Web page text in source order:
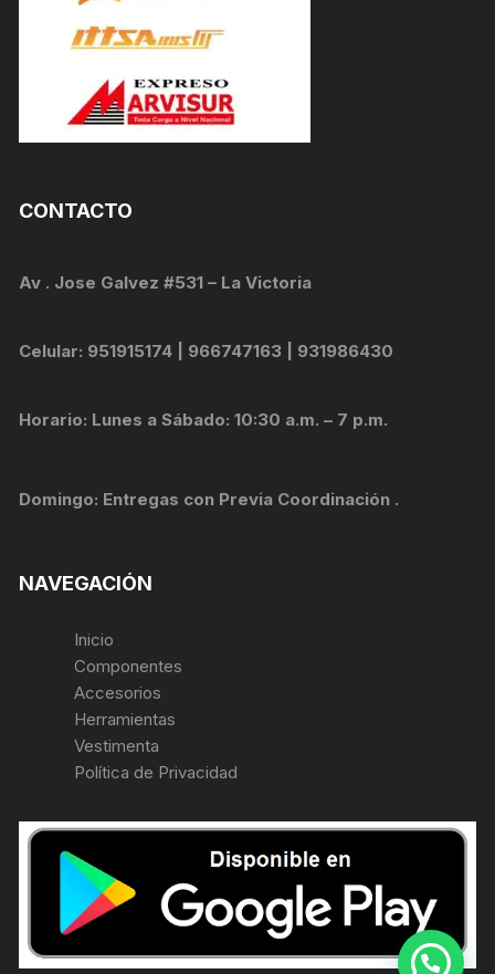
CONTACTO
Av . Jose Galvez #531 – La Victoria
Celular: 951915174 | 966747163 | 931986430
Horario: Lunes a Sábado: 10:30 a.m. – 7 p.m.
Domingo: Entregas con Previa Coordinación .
NAVEGACIÓN
Inicio
Componentes
Accesorios
Herramientas
Vestimenta
Política de Privacidad